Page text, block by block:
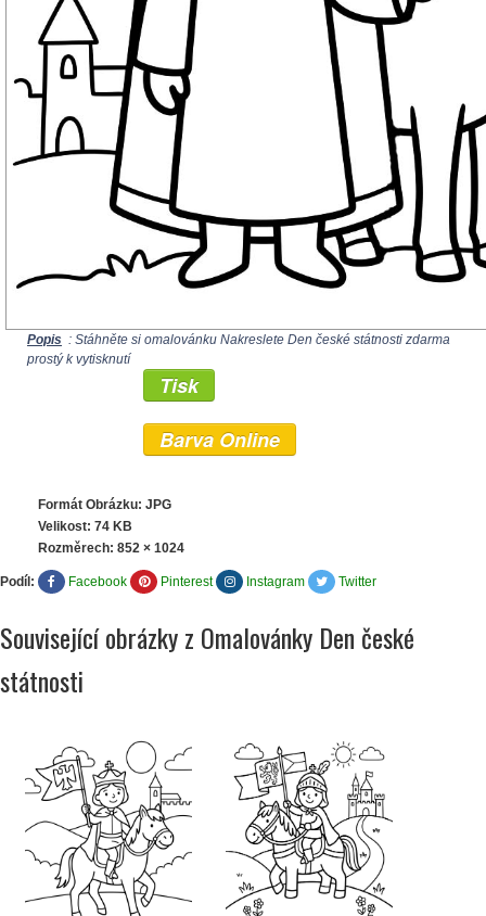
Popis : Stáhněte si omalovánku Nakreslete Den české státnosti zdarma
prostý k vytisknutí
Tisk
Barva Online
Formát Obrázku: JPG
Velikost: 74 KB
Rozměrech: 852 × 1024
Podíl: Facebook Pinterest Instagram Twitter
Související obrázky z Omalovánky Den české
státnosti